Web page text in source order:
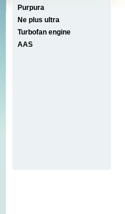
Purpura
Ne plus ultra
Turbofan engine
AAS